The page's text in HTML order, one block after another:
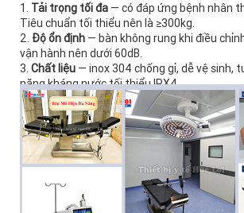
Tải trọng tối đa — có đáp ứng bệnh nhân
Tiêu chuẩn tối thiểu nên là ≥300kg.
Độ ổn định — bàn không rung khi điều
vận hành nên dưới 60dB.
Chất liệu — inox 304 chống gỉ, dễ vệ sinh,
năng kháng nước tối thiểu IPX4.
Nguồn điện và dự phòng — bàn điện nên
cơ học an toàn tuyệt đối khi mất điện.
Phụ kiện đi kèm— ray tiêu chuẩn để gắn
mê, giá truyền dịch.